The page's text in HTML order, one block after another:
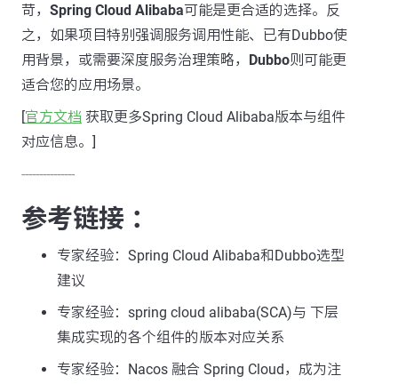
苛， Spring Cloud Alibaba可能是更合适的选择。反
之，如果项目特别强调服务调用性能、已有Dubbo使
用背景，或需要深度服务治理策略， Dubbo则可能更
适合您的应用场景。
[官方文档 获取更多Spring Cloud Alibaba版本与组件
对应信息。]
---------------
参考链接 ：
专家经验：Spring Cloud Alibaba和Dubbo选型
建议
专家经验：spring cloud alibaba(SCA)与 下层
集成实现的各个组件的版本对应关系
专家经验：Nacos 融合 Spring Cloud，成为注